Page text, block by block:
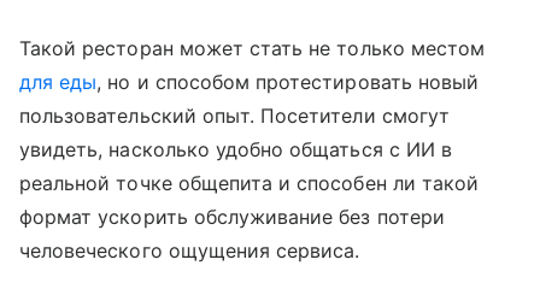
Такой ресторан может стать не только местом
для еды, но и способом протестировать новый
пользовательский опыт. Посетители смогут
увидеть, насколько удобно общаться с ИИ в
реальной точке общепита и способен ли такой
формат ускорить обслуживание без потери
человеческого ощущения сервиса.